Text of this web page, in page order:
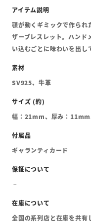
顎が動くギミックで作られ
ザーブレスレット。ハンド
い込むごとに味わいを出し
SV925、牛革
幅：21mm、厚み：
ギャランティカード
全国の系列店と在庫を共有